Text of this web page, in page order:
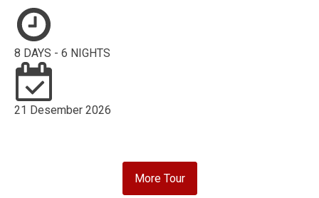
8 DAYS - 6 NIGHTS
21 Desember 2026
More Tour